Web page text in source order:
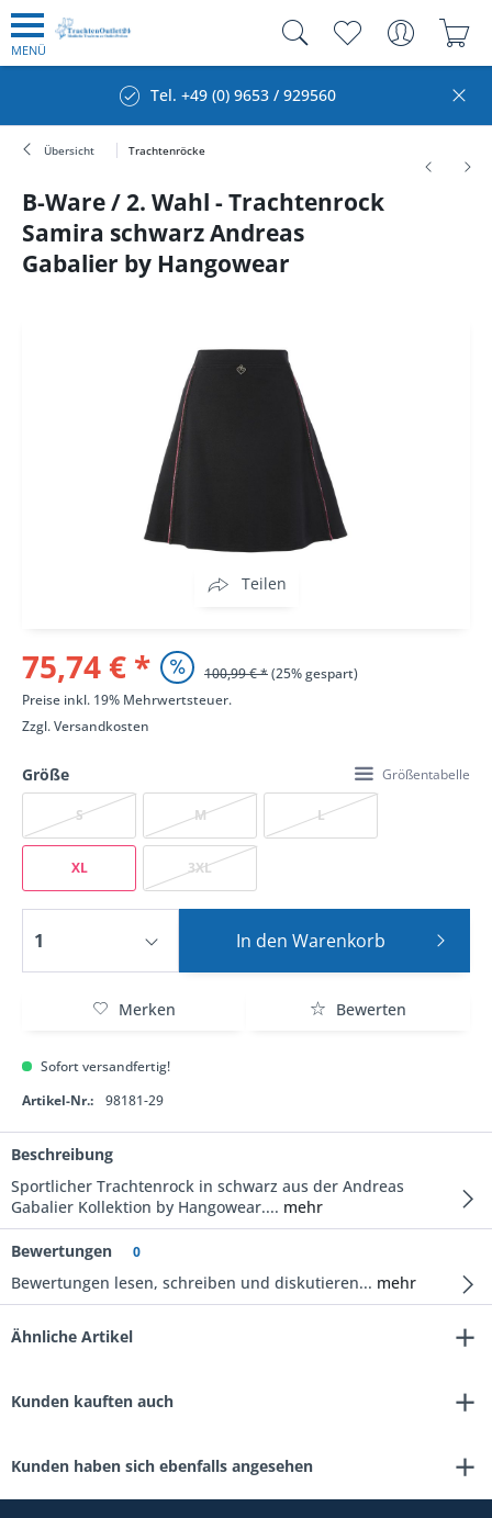
MENÜ
Tel. +49 (0) 9653 / 929560
Übersicht Trachtenröcke
B-Ware / 2. Wahl - Trachtenrock
Samira schwarz Andreas
Gabalier by Hangowear
Teilen
75,74 € * 100,99 € *(25% gespart)
Preise inkl. 19% Mehrwertsteuer.
Zzgl.Versandkosten
Größe Größentabelle
S M L
XL 3XL
In den Warenkorb
Merken Bewerten
Sofort versandfertig!
Artikel-Nr.:
98181-29
Beschreibung
Sportlicher Trachtenrock in schwarz aus der Andreas
Gabalier Kollektion by Hangowear.... mehr
Bewertungen 0
Bewertungen lesen, schreiben und diskutieren... mehr
Ähnliche Artikel
Kunden kauften auch
Kunden haben sich ebenfalls angesehen